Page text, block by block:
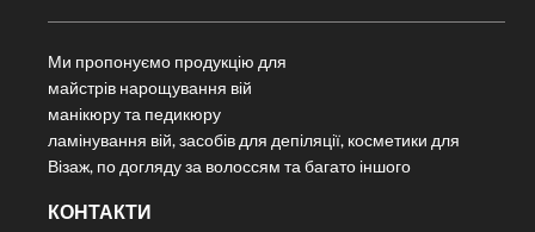
Ми пропонуємо продукцію для
майстрів нарощування вій
манікюру та педикюру
ламінування вій, засобів для депіляції, косметики для
Візаж, по догляду за волоссям та багато іншого
КОНТАКТИ